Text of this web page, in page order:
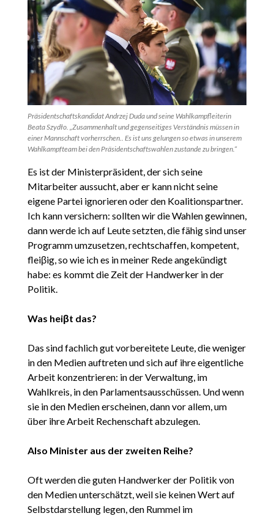
Präsidentschaftskandidat Andrzej Duda und seine Wahlkampfleiterin
Beata Szydło. „Zusammenhalt und gegenseitiges Verständnis müssen in
einer Mannschaft vorherrschen.. Es ist uns gelungen so etwas in unserem
Wahlkampfteam bei den Präsidentschaftswahlen zustande zu bringen.“
Es ist der Ministerpräsident, der sich seine
Mitarbeiter aussucht, aber er kann nicht seine
eigene Partei ignorieren oder den Koalitionspartner.
Ich kann versichern: sollten wir die Wahlen gewinnen,
dann werde ich auf Leute setzten, die fähig sind unser
Programm umzusetzen, rechtschaffen, kompetent,
fleiβig, so wie ich es in meiner Rede angekündigt
habe: es kommt die Zeit der Handwerker in der
Politik.
Was heiβt das?
Das sind fachlich gut vorbereitete Leute, die weniger
in den Medien auftreten und sich auf ihre eigentliche
Arbeit konzentrieren: in der Verwaltung, im
Wahlkreis, in den Parlamentsausschüssen. Und wenn
sie in den Medien erscheinen, dann vor allem, um
über ihre Arbeit Rechenschaft abzulegen.
Also Minister aus der zweiten Reihe?
Oft werden die guten Handwerker der Politik von
den Medien unterschätzt, weil sie keinen Wert auf
Selbstdarstellung legen, den Rummel im